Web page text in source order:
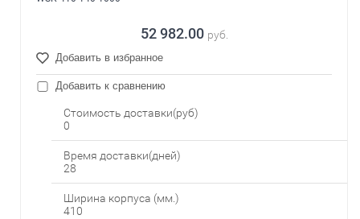
52 982.00 руб.
Добавить в избранное
Добавить к сравнению
Стоимость доставки(руб)
0
Время доставки(дней)
28
Ширина корпуса (мм.)
410